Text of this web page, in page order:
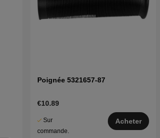
Poignée 5321657-87
€10.89
Sur
commande.
Acheter